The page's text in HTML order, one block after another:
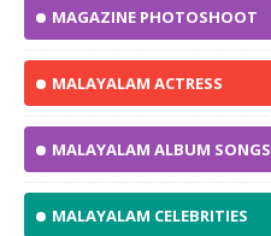
MAGAZINE PHOTOSHOOT
MALAYALAM ACTRESS
MALAYALAM ALBUM SONGS
MALAYALAM CELEBRITIES